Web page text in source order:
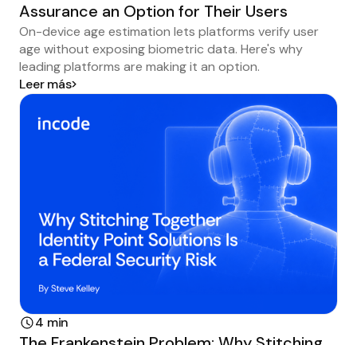
Assurance an Option for Their Users
On-device age estimation lets platforms verify user
age without exposing biometric data. Here's why
leading platforms are making it an option.
Leer más
4 min